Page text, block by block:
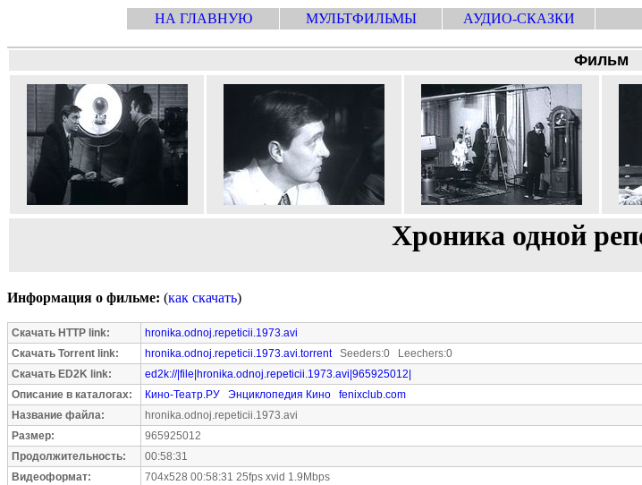
НА ГЛАВНУЮ МУЛЬТФИЛЬМЫ АУДИО-СКАЗКИ
Фильм
Хроника одной
Информация о фильме: (как скачать)
Скачать HTTP link:
hronika.odnoj.repeticii.1973.avi
Скачать Torrent link:
hronika.odnoj.repeticii.1973.avi.torrentSeeders:0 Leechers:0
Скачать ED2K link:
ed2k://|file|hronika.odnoj.repeticii.1973.avi|965925012|
Описание в каталогах:
Кино-Театр.РУ Энциклопедия Кино
fenixclub.com
Название файла:
hronika.odnoj.repeticii.1973.avi
Размер:
965925012
Продолжительность:
00:58:31
Видеоформат:
704x528 00:58:31 25fps xvid 1.9Mbps